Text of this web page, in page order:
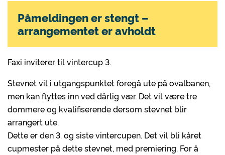
Faxi inviterer til vintercup 3.
Stevnet vil i utgangspunktet foregå ute på ovalbanen,
men kan flyttes inn ved dårlig vær. Det vil være tre
dommere og kvalifiserende dersom stevnet blir
arrangert ute.
Dette er den 3. og siste vintercupen. Det vil bli kåret
cupmester på dette stevnet, med premiering. For å
Påmeldingen er stengt –
arrangementet er avholdt